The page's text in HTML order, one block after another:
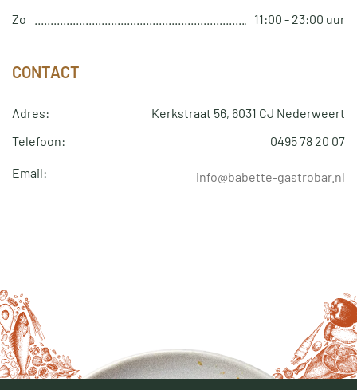
Zo
11:00 - 23:00 uur
CONTACT
Adres:
Kerkstraat 56, 6031 CJ Nederweert
Telefoon:
0495 78 20 07
Email: info@babette-gastrobar.nl